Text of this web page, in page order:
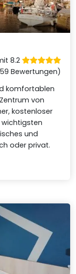
8.2
Bewertungen)
komfortablen
von
kostenloser
wichtigsten
und
oder privat.